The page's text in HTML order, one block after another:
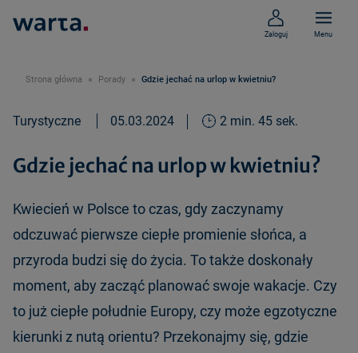
Zaloguj Menu
Strona główna Porady Gdzie jechać na urlop w kwietniu?
Turystyczne 05.03.2024 2 min. 45 sek.
Gdzie jechać na urlop w kwietniu?
Kwiecień w Polsce to czas, gdy zaczynamy
odczuwać pierwsze ciepłe promienie słońca, a
przyroda budzi się do życia. To także doskonały
moment, aby zacząć planować swoje wakacje. Czy
to już ciepłe południe Europy, czy może egzotyczne
kierunki z nutą orientu? Przekonajmy się, gdzie